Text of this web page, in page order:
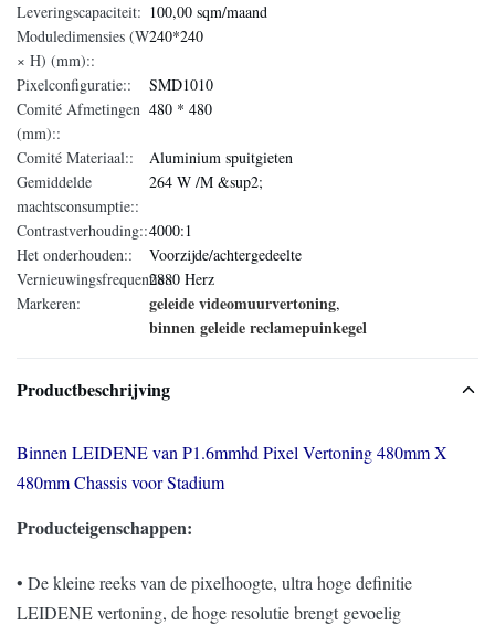
Leveringscapaciteit: 100,00 sqm/maand
Moduledimensies (W
× H) (mm)::
240*240
Pixelconfiguratie::
SMD1010
Comité Afmetingen
(mm)::
480 * 480
Comité Materiaal::
Aluminium spuitgieten
Gemiddelde
machtsconsumptie::
264 W /M &sup2;
Contrastverhouding::4000:1
Het onderhouden::
Voorzijde/achtergedeelte
Vernieuwingsfrequentie::2880 Herz
Markeren:
geleide videomuurvertoning,
binnen geleide reclamepuinkegel
Productbeschrijving
Binnen LEIDENE van P1.6mmhd Pixel Vertoning 480mm X
480mm Chassis voor Stadium
Producteigenschappen:
• De kleine reeks van de pixelhoogte, ultra hoge definitie
LEIDENE vertoning, de hoge resolutie brengt gevoelig